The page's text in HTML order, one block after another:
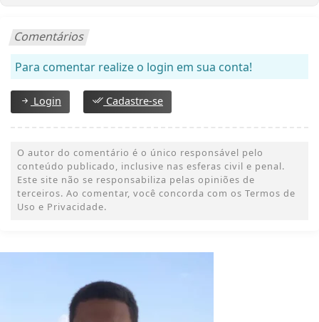
Comentários
Para comentar realize o login em sua conta!
Login Cadastre-se
O autor do comentário é o único responsável pelo
conteúdo publicado, inclusive nas esferas civil e penal.
Este site não se responsabiliza pelas opiniões de
terceiros. Ao comentar, você concorda com os Termos de
Uso e Privacidade.